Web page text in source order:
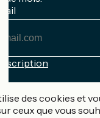
des cookies et
ceux que vous